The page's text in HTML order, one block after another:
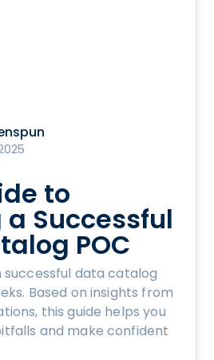
to
a Successful
POC
successful data catalog
Based on insights from
this guide helps you
and make confident